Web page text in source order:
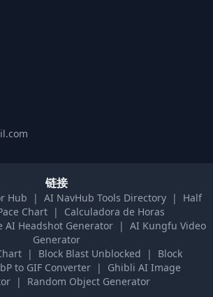
链接
Hub | AI NavHub Tools Directory |
Half
Chart |
Calculadora de Horas
AI Headshot Generator | AI Kungfu Video
Generator
| Block Blast Unblocked |
Block
to GIF Converter |
Ghibli AI Image
| Random Object Generator